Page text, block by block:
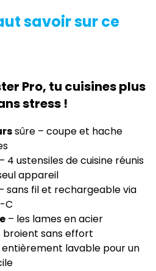
savoir sur ce
Pro, tu cuisines plus
stress !
sûre – coupe et hache
– 4 ustensiles de cuisine réunis
appareil
sans fil et rechargeable via
C
– les lames en acier
sans effort
entièrement lavable pour un